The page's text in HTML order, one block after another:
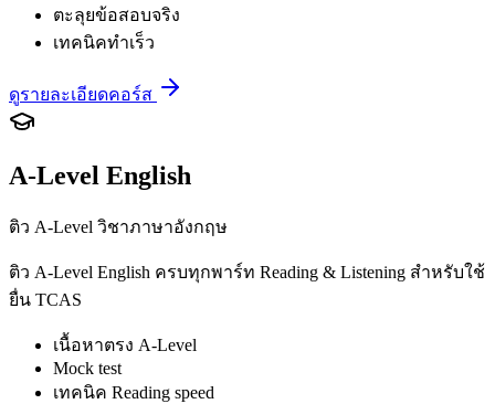
ตะลุยข้อสอบจริง
เทคนิคทำเร็ว
ดูรายละเอียดคอร์ส
A-Level English
ติว A-Level วิชาภาษาอังกฤษ
ติว A-Level English ครบทุกพาร์ท Reading & Listening สำหรับใช้
ยื่น TCAS
เนื้อหาตรง A-Level
Mock test
เทคนิค Reading speed